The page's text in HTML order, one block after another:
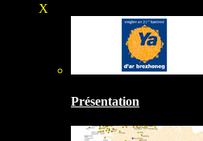
X
Présentation